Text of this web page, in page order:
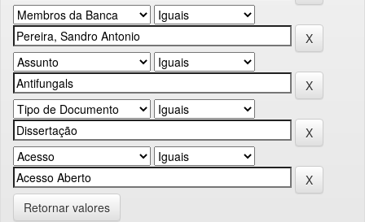
Retornar valores